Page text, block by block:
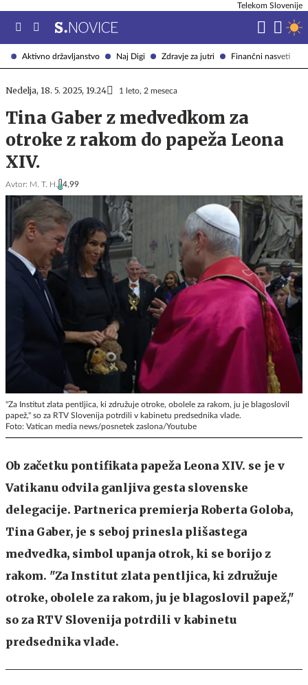
Aktivno državljanstvo Naj Digi Zdravje za jutri Finančni nasveti
Telekom Slovenije
Nedelja, 18. 5. 2025, 19.24 1 leto, 2 meseca
Tina Gaber z medvedkom za
otroke z rakom do papeža Leona
XIV.
Avtor: M. T. H. 4,99
"Za Institut zlata pentljica, ki združuje otroke, obolele za rakom, ju je blagoslovil
papež," so za RTV Slovenija potrdili v kabinetu predsednika vlade.
Foto: Vatican media news/posnetek zaslona/Youtube
Ob začetku pontifikata papeža Leona XIV. se je v
Vatikanu odvila ganljiva gesta slovenske
delegacije. Partnerica premierja Roberta Goloba,
Tina Gaber, je s seboj prinesla plišastega
medvedka, simbol upanja otrok, ki se borijo z
rakom. "Za Institut zlata pentljica, ki združuje
otroke, obolele za rakom, ju je blagoslovil papež,"
so za RTV Slovenija potrdili v kabinetu
predsednika vlade.